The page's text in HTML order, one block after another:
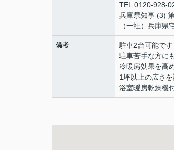
TEL:0120-928-
兵庫県知事 (3)
（一社）兵庫
備考
駐車2台可能です
駐車苦手な方に
冷暖房効果を高
1坪以上の広さ
浴室暖房乾燥機